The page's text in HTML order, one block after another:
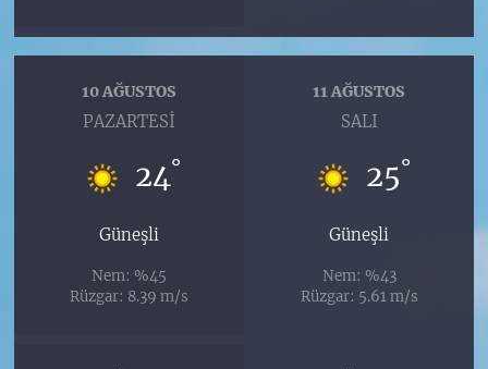
10 AĞUSTOS
PAZARTESI
24°
Güneşli
Nem: %45
Rüzgar: 8.39 m/s
11 AĞUSTOS
SALI
25°
Güneşli
Nem: %43
Rüzgar: 5.61 m/s